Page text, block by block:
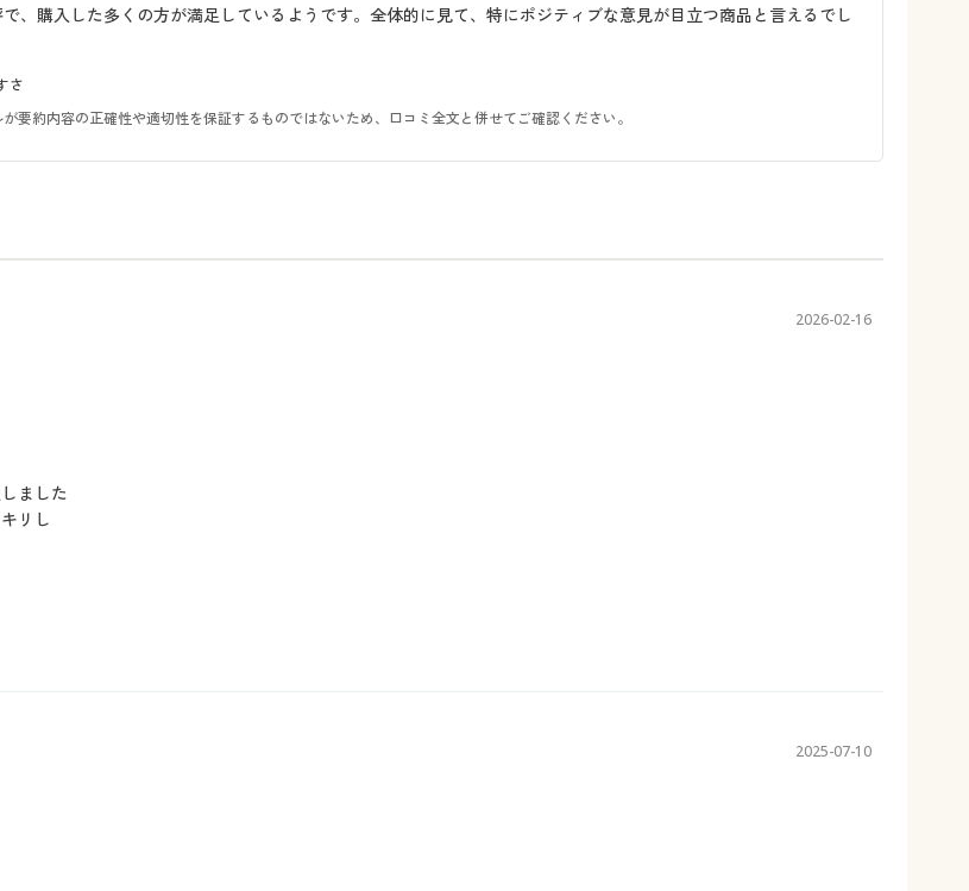
、購入した多くの方が満足しているようです。全体的に見て、特にポジティブな意見が目立つ商品と言えるでし
さ
約内容の正確性や適切性を保証するものではないため、口コミ全文と併せてご確認ください。
2026-02-16
ました
リし
2025-07-10